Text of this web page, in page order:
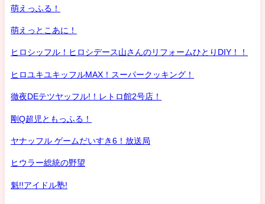
萌えっふる！
萌えっとこあに！
ヒロシッフル！ヒロシデース山さんのリフォームひとりDIY！！
ヒロユキユキッフルMAX！スーパークッキング！
徹夜DEテツヤッフル!！レトロ館2号店！
剛Q超児ともっふる！
ヤナッフル ゲームだいすき6！放送局
ヒウラー総統の野望
魁!!アイドル塾!